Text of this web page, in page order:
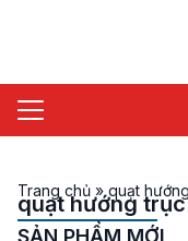
Trang chủ »quạt
quạt hướng
SẢN PHẨM MỚI